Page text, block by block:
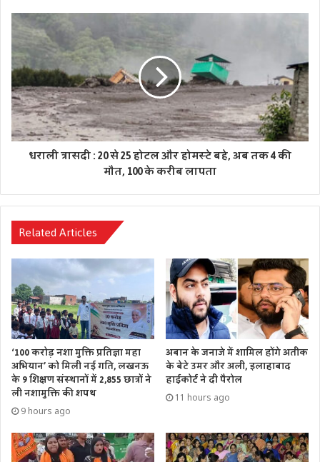
धराली त्रासदी : 20 से 25 होटल और होमस्टे बहे, अब तक 4 की
मौत, 100 के करीब लापता
Related Articles
‘100 करोड़ नशा मुक्ति प्रतिज्ञा महा
अभियान’ को मिली नई गति, लखनऊ
के 9 शिक्षण संस्थानों में 2,855 छात्रों ने
ली नशामुक्ति की शपथ
9 hours ago
अबान के जनाजे में शामिल होंगे अतीक
के बेटे उमर और अली, इलाहाबाद
हाईकोर्ट ने दी पैरोल
11 hours ago